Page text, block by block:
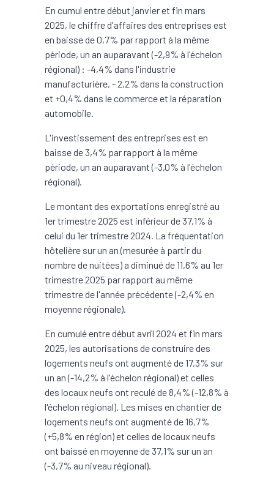
En cumul entre début janvier et fin mars
2025, le chiffre d'affaires des entreprises est
en baisse de 0,7% par rapport à la même
période, un an auparavant (-2,9% à l'échelon
régional) : -4,4% dans l'industrie
manufacturière, - 2,2% dans la construction
et +0,4% dans le commerce et la réparation
automobile.
L'investissement des entreprises est en
baisse de 3,4% par rapport à la même
période, un an auparavant (-3,0% à l'échelon
régional).
Le montant des exportations enregistré au
1er trimestre 2025 est inférieur de 37,1% à
celui du 1er trimestre 2024. La fréquentation
hôtelière sur un an (mesurée à partir du
nombre de nuitées) a diminué de 11,6% au 1er
trimestre 2025 par rapport au même
trimestre de l'année précédente (-2,4% en
moyenne régionale).
En cumulé entre début avril 2024 et fin mars
2025, les autorisations de construire des
logements neufs ont augmenté de 17,3% sur
un an (-14,2% à l'échelon régional) et celles
des locaux neufs ont reculé de 8,4% (-12,8% à
l'échelon régional). Les mises en chantier de
logements neufs ont augmenté de 16,7%
(+5,8% en région) et celles de locaux neufs
ont baissé en moyenne de 37,1% sur un an
(-3,7% au niveau régional).